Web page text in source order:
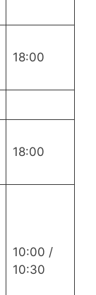
18:00
18:00
10:00 /
10:30